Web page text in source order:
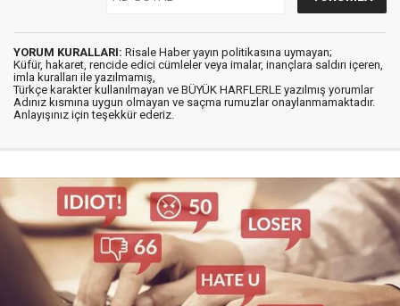
YORUM KURALLARI: Risale Haber yayın politikasına uymayan;
Küfür, hakaret, rencide edici cümleler veya imalar, inançlara saldırı içeren,
imla kuralları ile yazılmamış,
Türkçe karakter kullanılmayan ve BÜYÜK HARFLERLE yazılmış yorumlar
Adınız kısmına uygun olmayan ve saçma rumuzlar onaylanmamaktadır.
Anlayışınız için teşekkür ederiz.